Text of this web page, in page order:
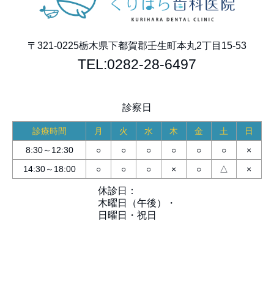
〒321-0225栃木県下都賀郡壬生町本丸2丁目15-53
TEL:0282-28-6497
診察日
診療時間 月 火 水 木 金 土
日
8:30～12:30
○ ○ ○ ○ ○ ○
×
14:30～18:00
○ ○ ○ × ○ △ ×
休診日：
木曜日（午後）・
日曜日・祝日